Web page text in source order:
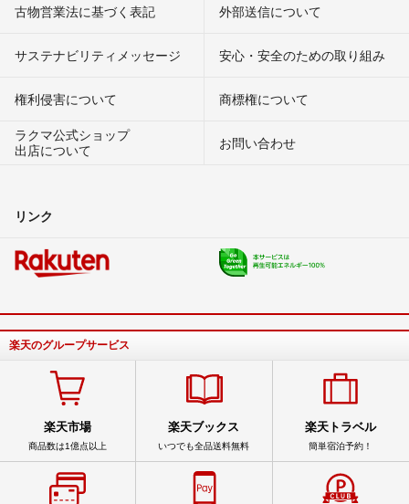
古物営業法に基づく表記 外部送信について
サステナビリティメッセージ 安心・安全のための取り組み
権利侵害について
商標権について
ラクマ公式ショップ
出店について
お問い合わせ
リンク
楽天のグループサービス
楽天市場
商品数は1億点以上
楽天ブックス
いつでも全品送料無料
楽天トラベル
簡単宿泊予約！